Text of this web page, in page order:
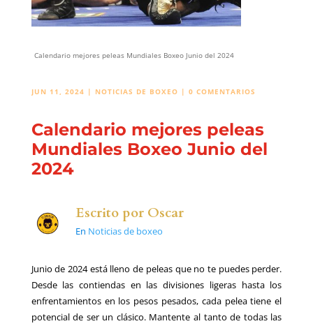
Calendario mejores peleas Mundiales Boxeo Junio del 2024
JUN 11, 2024 | NOTICIAS DE BOXEO | 0 COMENTARIOS
Calendario mejores peleas
Mundiales Boxeo Junio del
2024
Escrito por Oscar
En Noticias de boxeo
Junio de 2024 está lleno de peleas que no te puedes perder.
Desde las contiendas en las divisiones ligeras hasta los
enfrentamientos en los pesos pesados, cada pelea tiene el
potencial de ser un clásico. Mantente al tanto de todas las